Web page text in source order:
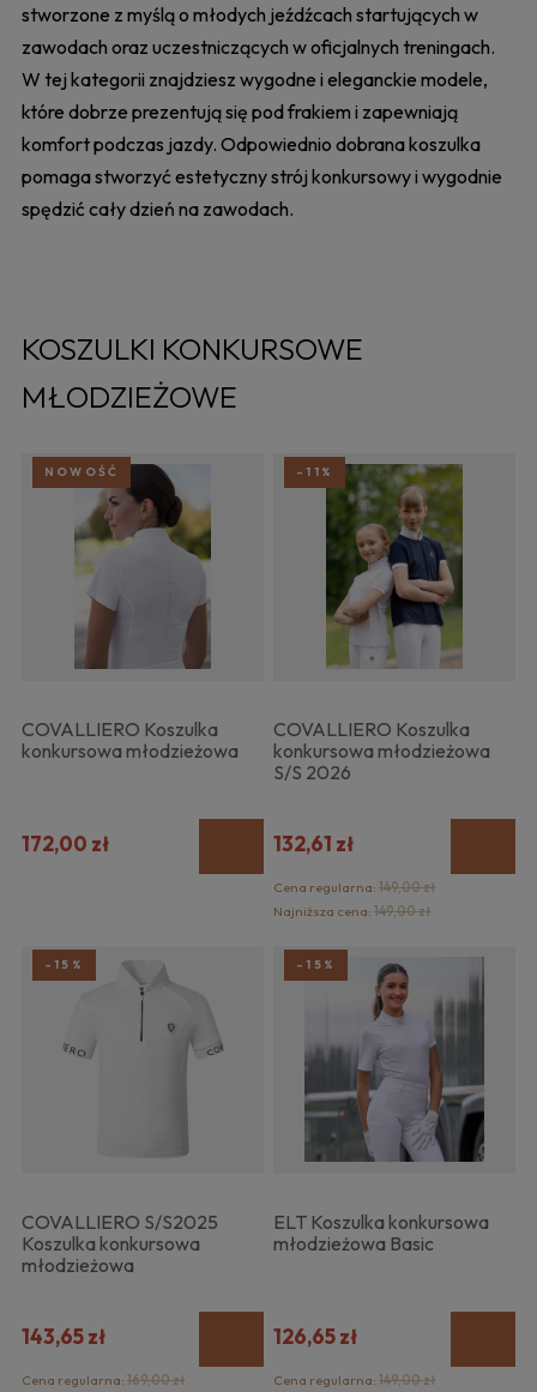
stworzone z myślą o młodych jeźdźcach startujących w
zawodach oraz uczestniczących w oficjalnych treningach.
W tej kategorii znajdziesz wygodne i eleganckie modele,
które dobrze prezentują się pod frakiem i zapewniają
komfort podczas jazdy. Odpowiednio dobrana koszulka
pomaga stworzyć estetyczny strój konkursowy i wygodnie
spędzić cały dzień na zawodach.
KOSZULKI KONKURSOWE
MŁODZIEŻOWE
COVALLIERO Koszulka
konkursowa młodzieżowa
172,00 zł
NOWOŚĆ
COVALLIERO Koszulka
konkursowa młodzieżowa
S/S 2026
132,61 zł
Cena regularna:149,00 zł
Najniższa cena:149,00 zł
-11%
COVALLIERO S/S2025
Koszulka konkursowa
młodzieżowa
143,65 zł
Cena regularna: 169,00 zł
-15%
ELT Koszulka konkursowa
młodzieżowa Basic
126,65 zł
Cena regularna:149,00 zł
-15%